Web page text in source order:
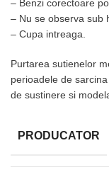
– Benzi corectoare
– Nu se observa sub
– Cupa intreaga.
Purtarea sutienelor
perioadele de
de sustinere si
PRODUCATOR